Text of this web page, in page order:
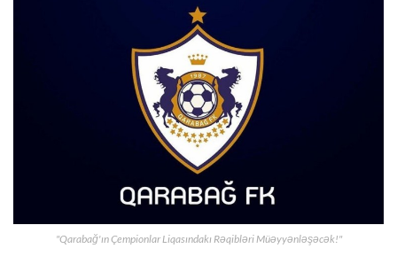
"Qarabağ'ın Çempionlar Liqasındakı Rəqibləri Müəyyənləşəcək!"